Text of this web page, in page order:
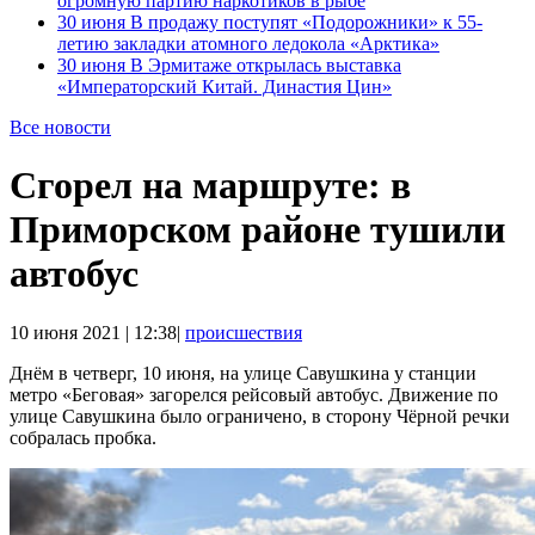
30 июня В продажу поступят «Подорожники» к 55-
летию закладки атомного ледокола «Арктика»
30 июня В Эрмитаже открылась выставка
«Императорский Китай. Династия Цин»
Все новости
Сгорел на маршруте: в
Приморском районе тушили
автобус
10 июня 2021 | 12:38| происшествия
Днём в четверг, 10 июня, на улице Савушкина у станции
метро «Беговая» загорелся рейсовый автобус. Движение по
улице Савушкина было ограничено, в сторону Чёрной речки
собралась пробка.